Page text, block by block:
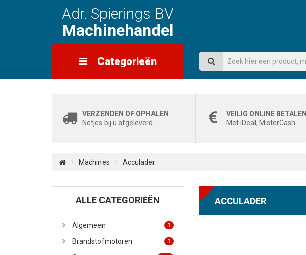
Adr. Spierings BV
Machinehandel
Categorieën
VERZENDEN OF OPHALEN
Netjes bij u afgeleverd
VEILIG ONLINE BETALEN
Met iDeal, MisterCash
Machines Acculader
ALLE CATEGORIEËN
Algemeen 1
Brandstofmotoren 1
ACCULADER